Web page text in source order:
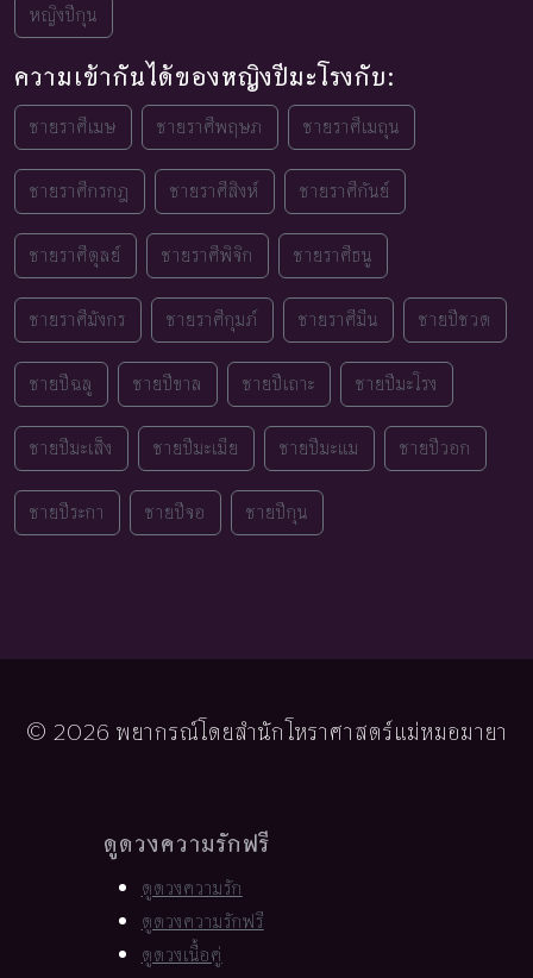
หญิงปีกุน
ความเข้ากันได้ของหญิงปีมะโรงกับ:
ชายราศีเมษ ชายราศีพฤษภ ชายราศีเมถุน
ชายราศีกรกฎ ชายราศีสิงห์ ชายราศีกันย์
ชายราศีตุลย์ ชายราศีพิจิก ชายราศีธนู
ชายราศีมังกร ชายราศีกุมภ์ ชายราศีมีน ชายปีชวด
ชายปีฉลู ชายปีขาล ชายปีเถาะ ชายปีมะโรง
ชายปีมะเส็ง ชายปีมะเมีย ชายปีมะแม ชายปีวอก
ชายปีระกา ชายปีจอ ชายปีกุน
© 2026 พยากรณ์โดยสำนักโหราศาสตร์แม่หมอมายา
ดูดวงความรักฟรี
ดูดวงความรัก
ดูดวงความรักฟรี
ดูดวงเนื้อคู่